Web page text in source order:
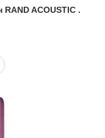
ACOUSTIC .